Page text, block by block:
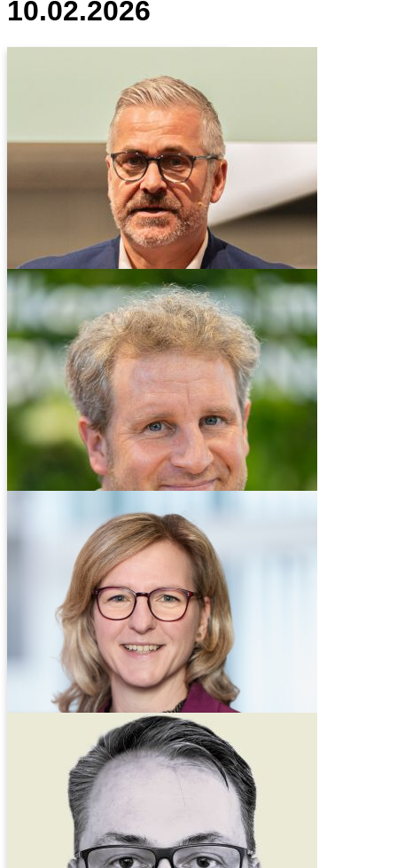
10.02.2026
Peter Siegert
Account Manager Flotte
Elektromobilität @ EnBW mobility+
Tobias Wolff
Head of Sales Germany @
SMATRICS
Sandra Jahn
Themen & Netzwerk @ VDR
Thomas Regenstein
Director Fleet & B2B Mobility @